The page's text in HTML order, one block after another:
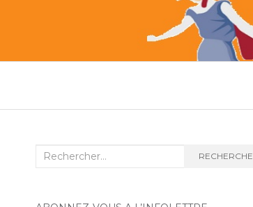
Recherche
RECHERCHE